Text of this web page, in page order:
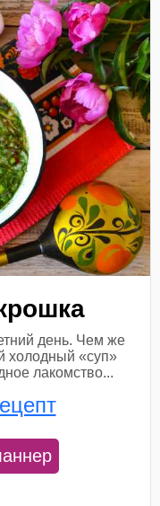
день. Чем же
холодный «суп»
лакомство...